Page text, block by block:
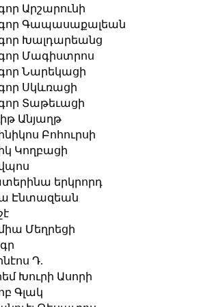
Արշարունի
Գապասաքալեան
Խալդարեանց
Մագիստրոս
Նարեկացի
Սկևռացի
Տաթեւացի
Անյաղթ
Բոհուրսի
Կողբացի
երկրորդ
Էնտազեան
Մեղրեցի
Դ.
Խուրի Ասորի
Գլակ